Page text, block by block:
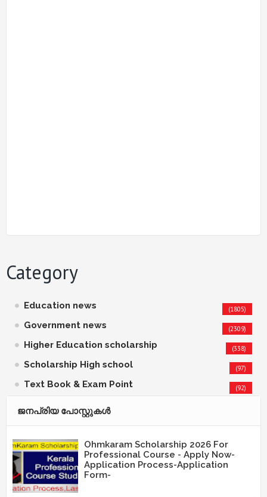
Category
Education news (1805)
Government news (2309)
Higher Education scholarship (338)
Scholarship High school (97)
Text Book & Exam Point (92)
ജനപ്രിയ പോസ്റ്റുകള്‍‌
Ohmkaram Scholarship 2026 For
Professional Course - Apply Now-
Application Process-Application
Form-